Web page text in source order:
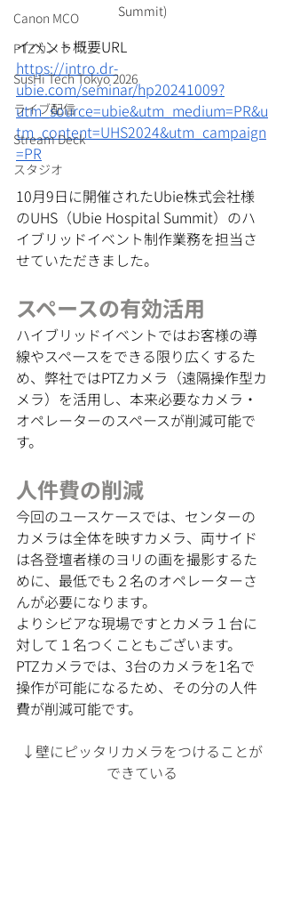
Canon MCO
PTZカメラ
SusHi Tech Tokyo 2026
ライブ配信
Stream Deck
スタジオ
Summit)
イベント概要URL
https://intro.dr-
ubie.com/seminar/hp20241009?
utm_source=ubie&utm_medium=PR&u
tm_content=UHS2024&utm_campaign
=PR
10月9日に開催されたUbie株式会社様
のUHS（Ubie Hospital Summit）のハ
イブリッドイベント制作業務を担当さ
せていただきました。
スペースの有効活用
ハイブリッドイベントではお客様の導
線やスペースをできる限り広くするた
め、弊社ではPTZカメラ（遠隔操作型カ
メラ）を活用し、本来必要なカメラ・
オペレーターのスペースが削減可能で
す。
人件費の削減
今回のユースケースでは、センターの
カメラは全体を映すカメラ、両サイド
は各登壇者様のヨリの画を撮影するた
めに、最低でも２名のオペレーターさ
んが必要になります。
よりシビアな現場ですとカメラ１台に
対して１名つくこともございます。
PTZカメラでは、3台のカメラを1名で
操作が可能になるため、その分の人件
費が削減可能です。
↓壁にピッタリカメラをつけることが
できている